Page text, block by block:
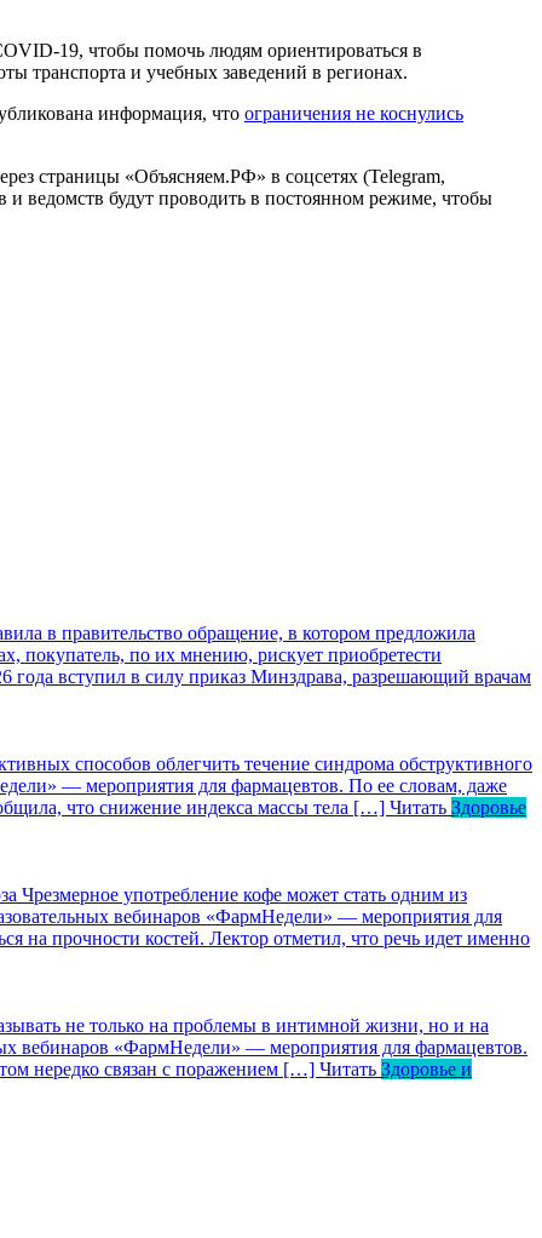
19, чтобы помочь людям ориентироваться в
транспорта и учебных заведений в регионах.
информация, что ограничения не коснулись
страницы «Объясняем.РФ» в соцсетях (Telegram,
ведомств будут проводить в постоянном режиме, чтобы
в правительство обращение, в котором предложила
покупатель, по их мнению, рискует приобретести
года вступил в силу приказ Минздрава, разрешающий врачам
способов облегчить течение синдрома обструктивного
— мероприятия для фармацевтов. По ее словам, даже
что снижение индекса массы тела […] Читать Здоровье
Чрезмерное употребление кофе может стать одним из
вебинаров «ФармНедели» — мероприятия для
на прочности костей. Лектор отметил, что речь идет именно
не только на проблемы в интимной жизни, но и на
вебинаров «ФармНедели» — мероприятия для фармацевтов.
нередко связан с поражением […] Читать Здоровье и